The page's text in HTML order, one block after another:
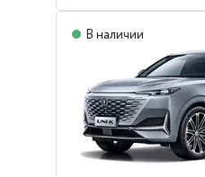
В наличии